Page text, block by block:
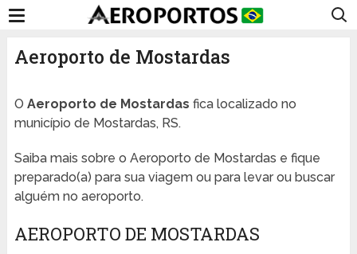
Aeroporto de Mostardas
O Aeroporto de Mostardas fica localizado no
município de Mostardas, RS.
Saiba mais sobre o Aeroporto de Mostardas e fique
preparado(a) para sua viagem ou para levar ou buscar
alguém no aeroporto.
AEROPORTO DE MOSTARDAS